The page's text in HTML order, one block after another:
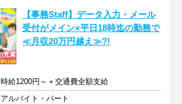
【事務Staff】データ入力・メール
受付がメイン×平日18時迄の勤務で
≪月収20万円越え≫?!
時給1200円～＋交通費全額支給
アルバイト・パート